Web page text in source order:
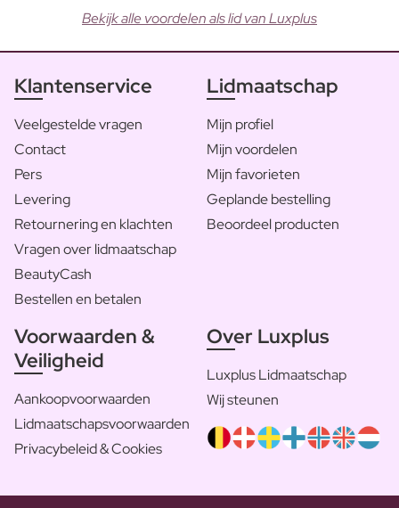
Bekijk alle voordelen als lid van Luxplus
Klantenservice
Veelgestelde vragen
Contact
Pers
Levering
Retournering en klachten
Vragen over lidmaatschap
BeautyCash
Bestellen en betalen
Lidmaatschap
Mijn profiel
Mijn voordelen
Mijn favorieten
Geplande bestelling
Beoordeel producten
Voorwaarden &
Veiligheid
Aankoopvoorwaarden
Lidmaatschapsvoorwaarden
Privacybeleid & Cookies
Over Luxplus
Luxplus Lidmaatschap
Wij steunen